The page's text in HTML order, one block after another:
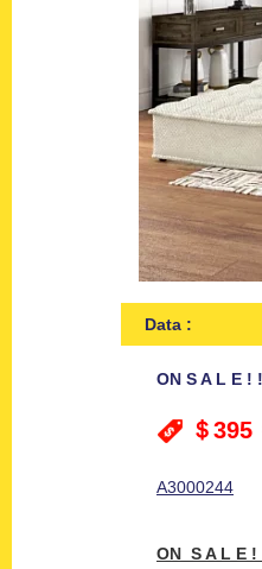
Data :
ON S A L E !
＄
A3000244
ON S A L E